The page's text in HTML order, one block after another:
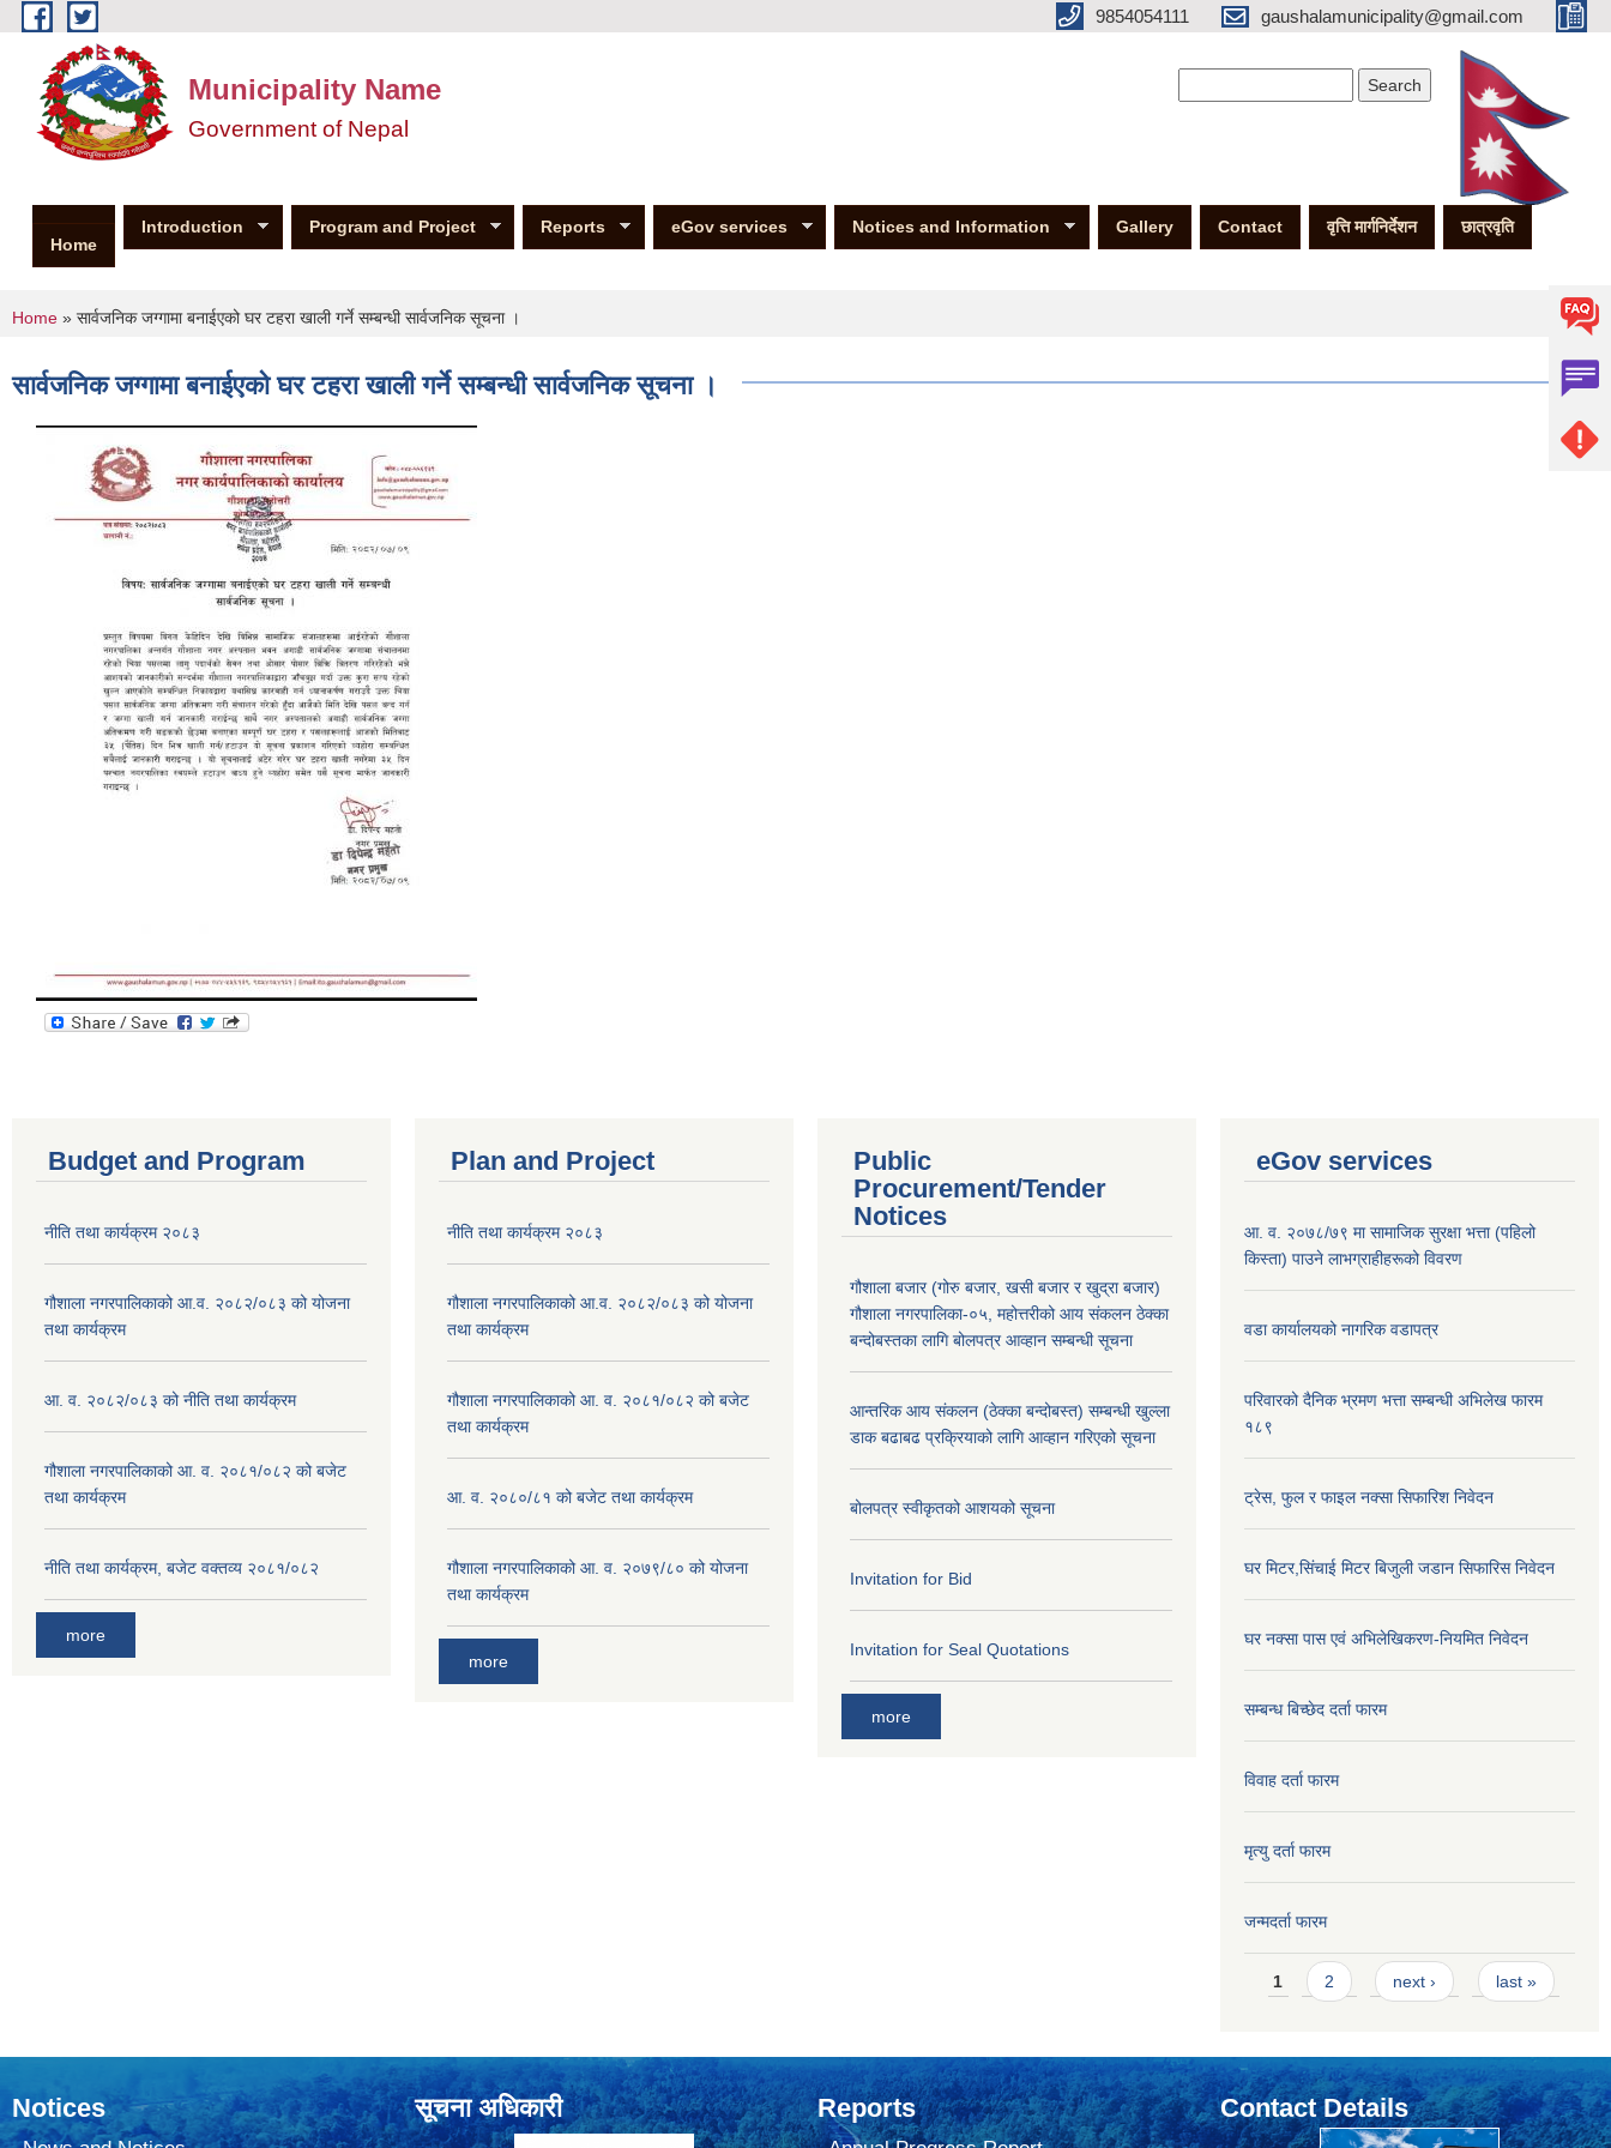
Skip to main content 9854054111 gaushalamunicipality@gmail.com
Municipality Name
Government of Nepal
Home
Introduction Program and Project Reports eGov services Notices and Information Gallery Contact वृत्ति मार्गनिर्देशन छात्रवृति
You are here
Home » सार्वजनिक जग्गामा बनाईएको घर टहरा खाली गर्ने सम्बन्धी सार्वजनिक सूचना ।
सार्वजनिक जग्गामा बनाईएको घर टहरा खाली गर्ने सम्बन्धी सार्वजनिक सूचना ।
Budget and Program
नीति तथा कार्यक्रम २०८३
गौशाला नगरपालिकाको आ.व. २०८२/०८३ को योजना
तथा कार्यक्रम
आ. व. २०८२/०८३ को नीति तथा कार्यक्रम
गौशाला नगरपालिकाको आ. व. २०८१/०८२ को बजेट
तथा कार्यक्रम
नीति तथा कार्यक्रम, बजेट वक्तव्य २०८१/०८२
more
Plan and Project
नीति तथा कार्यक्रम २०८३
गौशाला नगरपालिकाको आ.व. २०८२/०८३ को योजना
तथा कार्यक्रम
गौशाला नगरपालिकाको आ. व. २०८१/०८२ को बजेट
तथा कार्यक्रम
आ. व. २०८०/८१ को बजेट तथा कार्यक्रम
गौशाला नगरपालिकाको आ. व. २०७९/८० को योजना
तथा कार्यक्रम
more
Public
Procurement/Tender
Notices
गौशाला बजार (गोरु बजार, खसी बजार र खुद्रा बजार)
गौशाला नगरपालिका-०५, महोत्तरीको आय संकलन ठेक्का
बन्दोबस्तका लागि बोलपत्र आव्हान सम्बन्धी सूचना
आन्तरिक आय संकलन (ठेक्का बन्दोबस्त) सम्बन्धी खुल्ला
डाक बढाबढ प्रक्रियाको लागि आव्हान गरिएको सूचना
बोलपत्र स्वीकृतको आशयको सूचना
Invitation for Bid
Invitation for Seal Quotations
more
eGov services
आ. व. २०७८/७९ मा सामाजिक सुरक्षा भत्ता (पहिलो
किस्ता) पाउने लाभग्राहीहरूको विवरण
वडा कार्यालयको नागरिक वडापत्र
परिवारको दैनिक भ्रमण भत्ता सम्बन्धी अभिलेख फारम
१८९
ट्रेस, फुल र फाइल नक्सा सिफारिश निवेदन
घर मिटर,सिंचाई मिटर बिजुली जडान सिफारिस निवेदन
घर नक्सा पास एवं अभिलेखिकरण-नियमित निवेदन
सम्बन्ध बिच्छेद दर्ता फारम
विवाह दर्ता फारम
मृत्यु दर्ता फारम
जन्मदर्ता फारम
Pages
1 2 next › last »
Notices सूचना अधिकारी Reports Contact Details